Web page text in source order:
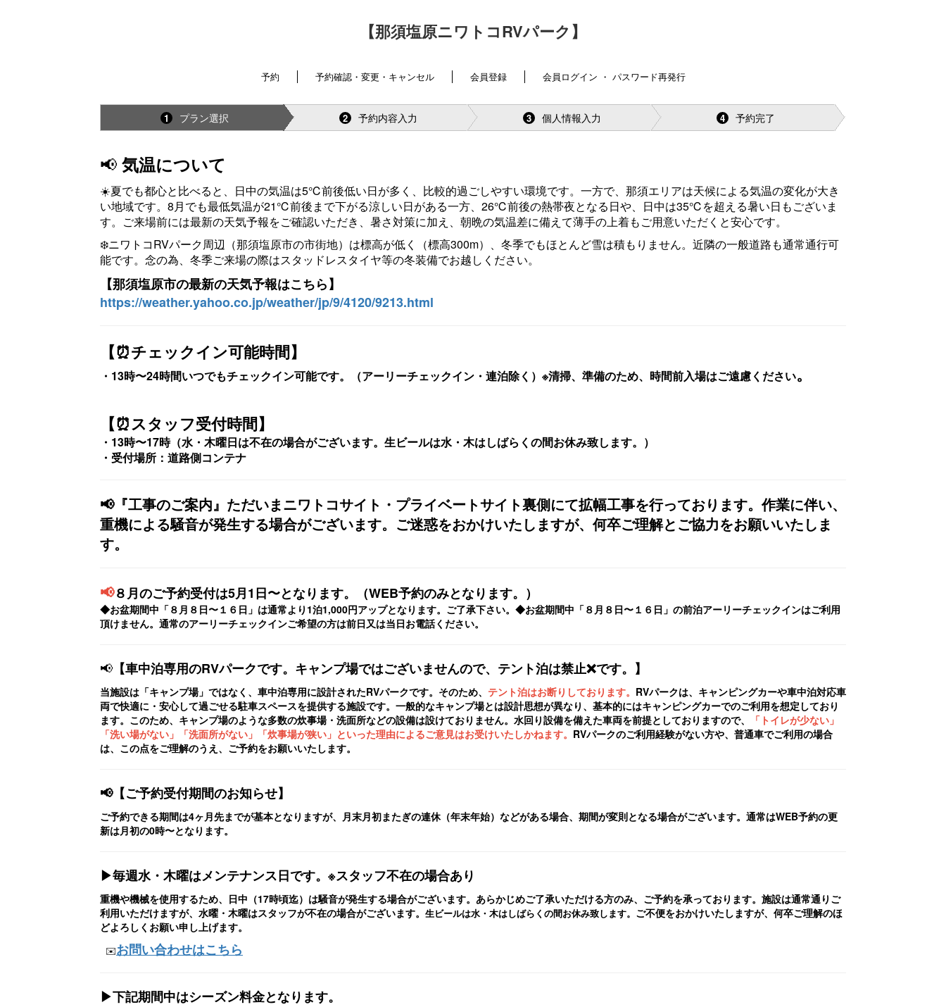
【那須塩原ニワトコRVパーク】
予約 予約確認・変更・キャンセル 会員登録 会員ログイン ・ パスワード再発行
1 プラン選択 2 予約内容入力 3 個人情報入力 4 予約完了
📢 気温について
☀️夏でも都心と比べると、日中の気温は5℃前後低い日が多く、比較的過ごしやすい環境です。一方で、那須エリアは天候による気温の変化が大き
い地域です。8月でも最低気温が21℃前後まで下がる涼しい日がある一方、26℃前後の熱帯夜となる日や、日中は35℃を超える暑い日もございま
す。ご来場前には最新の天気予報をご確認いただき、暑さ対策に加え、朝晩の気温差に備えて薄手の上着もご用意いただくと安心です。
❄️ニワトコRVパーク周辺（那須塩原市の市街地）は標高が低く（標高300m）、冬季でもほとんど雪は積もりません。近隣の一般道路も通常通行可
能です。念の為、冬季ご来場の際はスタッドレスタイヤ等の冬装備でお越しください。
【那須塩原市の最新の天気予報はこちら】
https://weather.yahoo.co.jp/weather/jp/9/4120/9213.html
【⏰️チェックイン可能時間】
・13時〜24時間いつでもチェックイン可能です。（アーリーチェックイン・連泊除く）※清掃、準備のため、時間前入場はご遠慮ください。
【⏰️スタッフ受付時間】
・13時〜17時（水・木曜日は不在の場合がございます。生ビールは水・木はしばらくの間お休み致します。）
・受付場所：道路側コンテナ
📢『工事のご案内』ただいまニワトコサイト・プライベートサイト裏側にて拡幅工事を行っております。作業に伴い、
重機による騒音が発生する場合がございます。ご迷惑をおかけいたしますが、何卒ご理解とご協力をお願いいたしま
す。
📢８月のご予約受付は5月1日〜となります。（WEB予約のみとなります。）
◆お盆期間中「８月８日〜１６日」 は通常より1泊1,000円アップとなります。ご了承下さい。◆お盆期間中「８月８日〜１６日」の前泊アーリーチェックインはご利用
頂けません。通常のアーリーチェックインご希望の方は前日又は当日お電話ください。
📢 【車中泊専用のRVパークです。キャンプ場ではございませんので、テント泊は禁止❌️です。】
当施設は「キャンプ場」ではなく、車中泊専用に設計されたRVパークです。そのため、 テント泊はお断りしております。 RVパークは、キャンピングカーや車中泊対応車
両で快適に・安心して過ごせる駐車スペースを提供する施設です。一般的なキャンプ場とは設計思想が異なり、基本的にはキャンピングカーでのご利用を想定しており
ます。このため、キャンプ場のような多数の炊事場・洗面所などの設備は設けておりません。水回り設備を備えた車両を前提としておりますので、
「トイレが少ない」
「洗い場がない」「洗面所がない」「炊事場が狭い」といった理由によるご意見はお受けいたしかねます。 RVパークのご利用経験がない方や、普通車でご利用の場合
は、この点をご理解のうえ、ご予約をお願いいたします。
📢【ご予約受付期間のお知らせ】
ご予約できる期間は4ヶ月先までが基本となりますが、月末月初またぎの連休（年末年始）などがある場合、 期間が変則となる場合がございます。 通常はWEB予約の更
新は月初の0時〜となります。
▶毎週水・木曜はメンテナンス日です。※スタッフ不在の場合あり
重機や機械を使用するため、日中（17時頃迄）は騒音が発生する場合がございます。 あらかじめご了承いただける方のみ、ご予約を承っております。施設は通常通りご
利用いただけますが、水曜・木曜はスタッフが不在の場合がございます。 生ビールは水・木はしばらくの間お休み致します。 ご不便をおかけいたしますが、何卒ご理解のほ
どよろしくお願い申し上げます。
✉️お問い合わせはこちら
▶下記期間中はシーズン料金となります。